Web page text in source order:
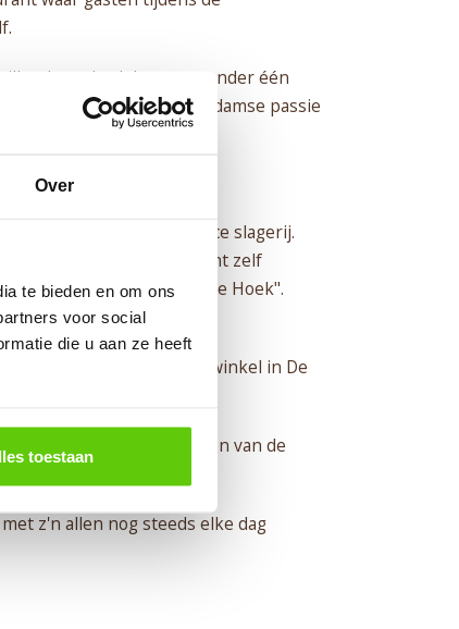
Over
te bieden en om ons
voor social
die u aan ze heeft
toestaan
onderdelen weer onder één
140 jaar staat voor Volendamse passie
eigentijdse self-service slagerij.
waarbij de klant zelf
de zogenaamde "Hippe Hoek".
over en Beppie de winkel in De
thuiswedstrijd de sterren van de
z'n allen nog steeds elke dag